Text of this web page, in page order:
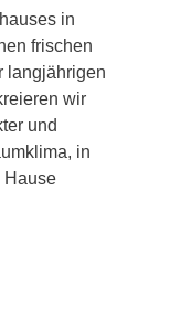
in
frischen
langjährigen
wir
und
in
Hause